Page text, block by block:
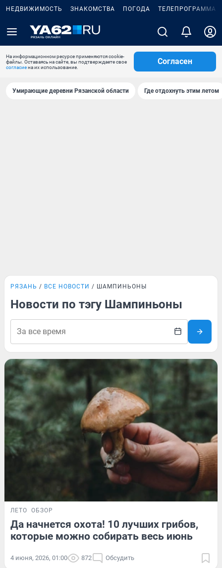
НЕДВИЖИМОСТЬ ЗНАКОМСТВА ПОГОДА ТЕЛЕПРОГРАММА
На информационном ресурсе применяются cookie-
файлы. Оставаясь на сайте, вы подтверждаете свое
согласиена их использование.
Согласен
Умирающие деревни Рязанской области Где отдохнуть этим летом
РЯЗАНЬ ВСЕ НОВОСТИ ШАМПИНЬОНЫ
Новости по тэгу Шампиньоны
ЛЕТО ОБЗОР
Да начнется охота! 10 лучших грибов,
которые можно собирать весь июнь
4 июня, 2026, 01:00 872 Обсудить